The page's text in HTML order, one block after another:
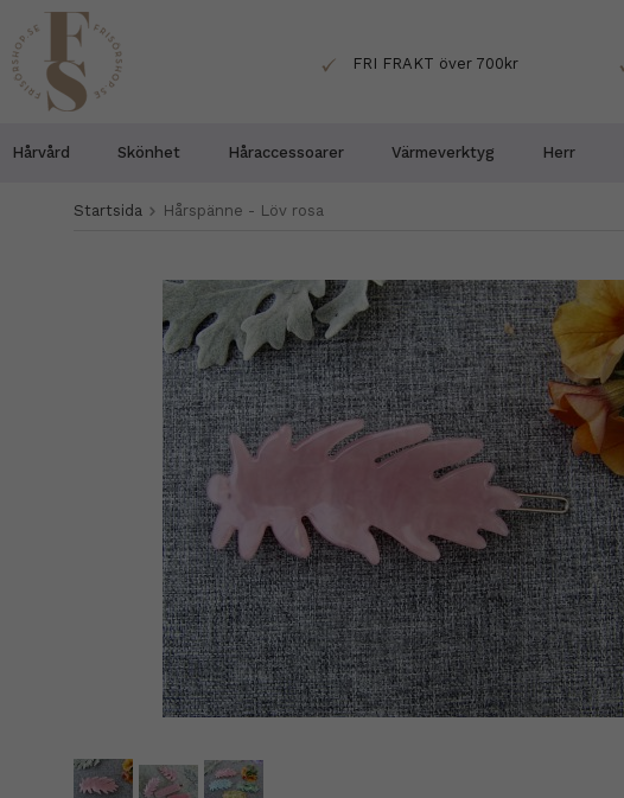
FRI FRAKT över 700kr
Hårvård Skönhet Håraccessoarer Värmeverktyg Herr
Startsida Hårspänne - Löv rosa